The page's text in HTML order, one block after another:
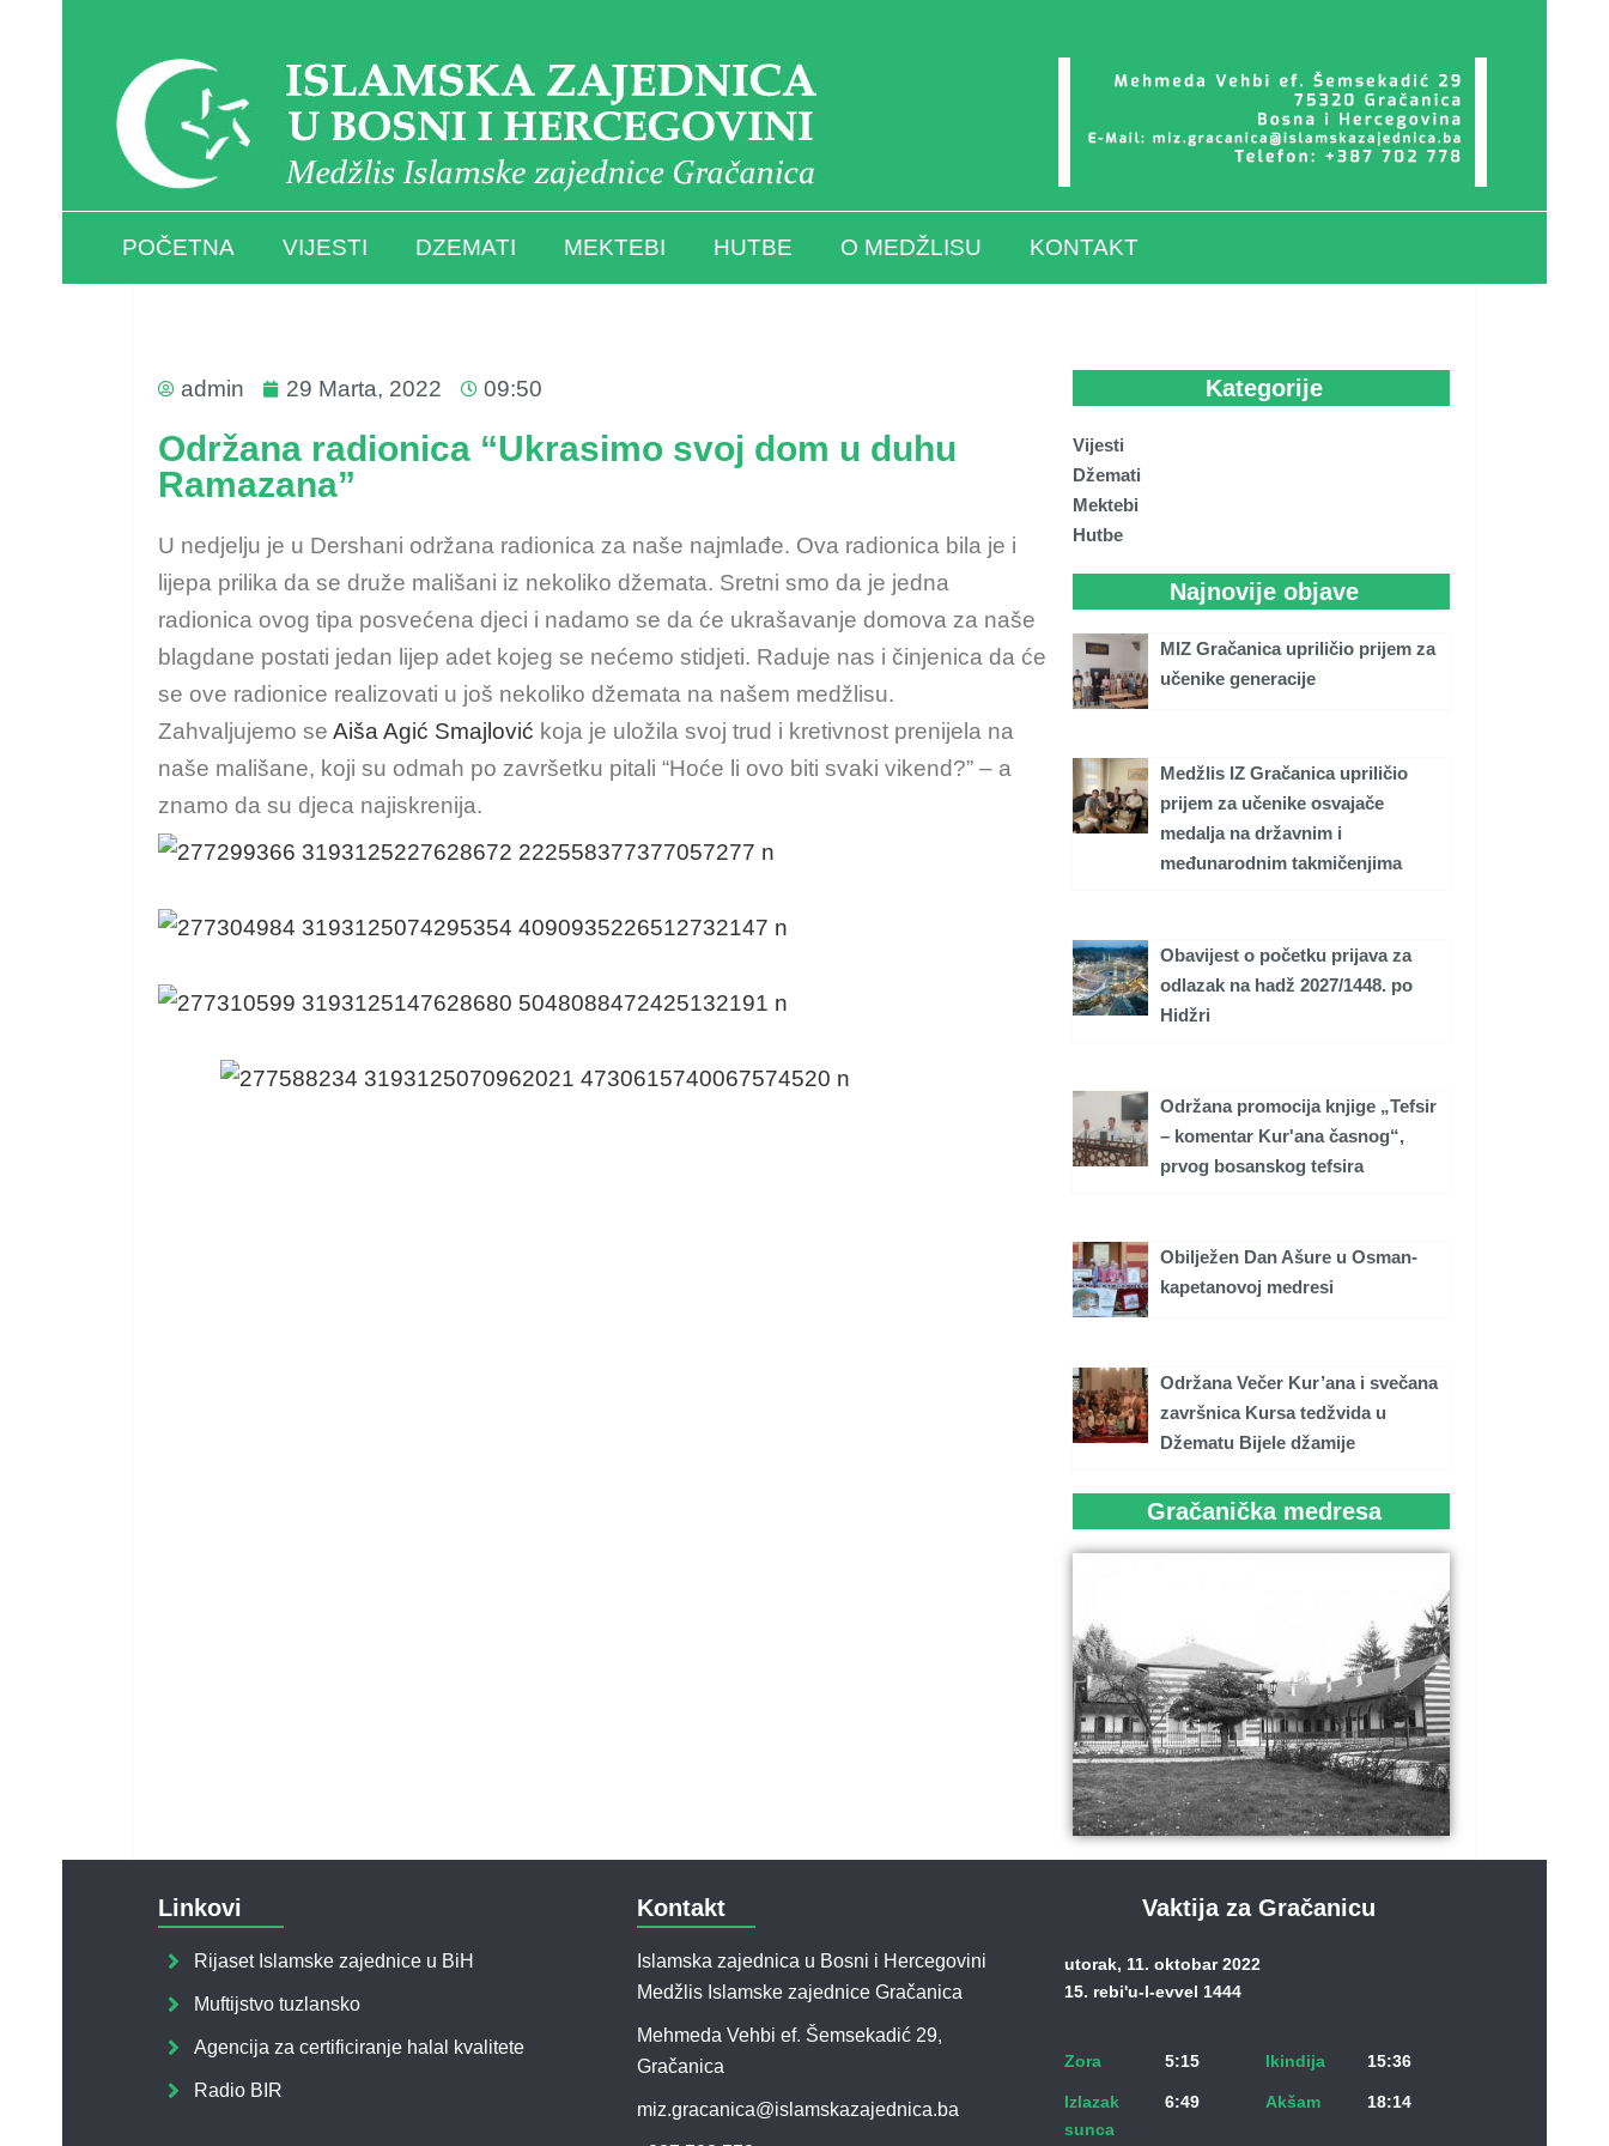
POČETNA VIJESTI DZEMATI MEKTEBI HUTBE O MEDŽLISU KONTAKT
admin 29 Marta, 2022 09:50
Održana radionica “Ukrasimo svoj dom u duhu
Ramazana”
U nedjelju je u Dershani održana radionica za naše najmlađe. Ova radionica bila je i
lijepa prilika da se druže mališani iz nekoliko džemata. Sretni smo da je jedna
radionica ovog tipa posvećena djeci i nadamo se da će ukrašavanje domova za naše
blagdane postati jedan lijep adet kojeg se nećemo stidjeti. Raduje nas i činjenica da će
se ove radionice realizovati u još nekoliko džemata na našem medžlisu.
Zahvaljujemo se Aiša Agić Smajlović koja je uložila svoj trud i kretivnost prenijela na
naše mališane, koji su odmah po završetku pitali “Hoće li ovo biti svaki vikend?” – a
znamo da su djeca najiskrenija.
Kategorije
Vijesti
Džemati
Mektebi
Hutbe
Najnovije objave
MIZ Gračanica upriličio prijem za
učenike generacije
Medžlis IZ Gračanica upriličio
prijem za učenike osvajače
medalja na državnim i
međunarodnim takmičenjima
Obavijest o početku prijava za
odlazak na hadž 2027/1448. po
Hidžri
Održana promocija knjige „Tefsir
– komentar Kur'ana časnog“,
prvog bosanskog tefsira
Obilježen Dan Ašure u Osman-
kapetanovoj medresi
Održana Večer Kur’ana i svečana
završnica Kursa tedžvida u
Džematu Bijele džamije
Gračanička medresa
Linkovi
Rijaset Islamske zajednice u BiH
Muftijstvo tuzlansko
Agencija za certificiranje halal kvalitete
Radio BIR
Kontakt
Islamska zajednica u Bosni i Hercegovini
Medžlis Islamske zajednice Gračanica
Mehmeda Vehbi ef. Šemsekadić 29,
Gračanica
miz.gracanica@islamskazajednica.ba
Vaktija za Gračanicu
utorak, 11. oktobar 2022
15. rebi'u-l-evvel 1444
Zora 5:15 Ikindija 15:36
Izlazak
sunca
6:49 Akšam 18:14